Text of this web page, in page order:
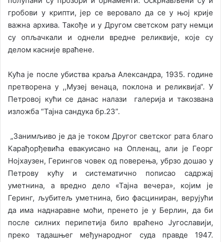
гробови у крипти, јер се веровало да се у њој крије
важна архива. Такође и у Другом светском рату немци
су опљачкали и однели вредне реликвије, које су
делом касније враћене.
Кућа је после убиства краља Александра, 1935. године
претворена у ,,Музеј венаца, поклона и реликвија“. У
Петровој кући се данас налази галерија и такозвана
изложба “Тајна сандука бр.23”.
„Занимљиво је да је током Другог светског рата благо
Карађорђевића евакуисано на Опленац, али је Георг
Нојхаузен, Герингов човек од поверења, убрзо дошао у
Петрову кућу и систематично пописао садржај
уметнина, а вредно дело «Тајна вечера», којим је
Геринг, љубитељ уметнина, био фасциниран, верујући
да има наднаравне моћи, пренето је у Берлин, да би
после силних перипетија било враћено Југославији,
преко тадашњег међународног суда правде 1947.